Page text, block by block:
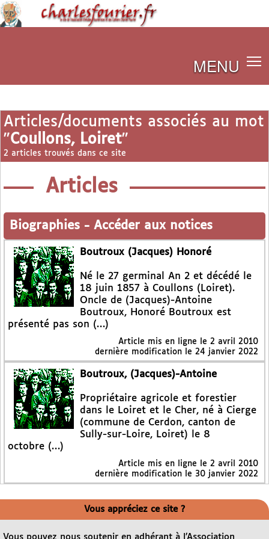
MENU
Articles/documents associés au mot
"Coullons, Loiret"
2 articles trouvés dans ce site
Articles
Biographies - Accéder aux notices
Boutroux (Jacques) Honoré
Né le 27 germinal An 2 et décédé le
18 juin 1857 à Coullons (Loiret).
Oncle de (Jacques)-Antoine
Boutroux, Honoré Boutroux est
présenté pas son (…)
Article mis en ligne le 2 avril 2010
dernière modification le 24 janvier 2022
Boutroux, (Jacques)-Antoine
Propriétaire agricole et forestier
dans le Loiret et le Cher, né à Cierge
(commune de Cerdon, canton de
Sully-sur-Loire, Loiret) le 8
octobre (…)
Article mis en ligne le 2 avril 2010
dernière modification le 30 janvier 2022
Vous appréciez ce site ?
Vous pouvez nous soutenir en adhérant à l’Association